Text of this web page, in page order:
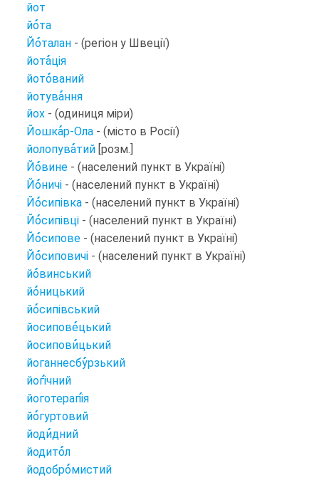
йот
йота
Йоталан - (регіон у Швеції)
йотація
йотований
йотування
йох - (одиниця міри)
Йошкар-Ола - (місто в Росії)
йолопуватий [розм.]
Йовине - (населений пункт в Україні)
Йоничі - (населений пункт в Україні)
Йосипівка - (населений пункт в Україні)
Йосипівці - (населений пункт в Україні)
Йосипове - (населений пункт в Україні)
Йосиповичі - (населений пункт в Україні)
йовинський
йоницький
йосипівський
йосиповецький
йосиповицький
йоганнесбурзький
йогічний
йоготерапія
йогуртовий
йодидний
йодитол
йодобромистий